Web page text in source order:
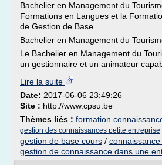
Bachelier en Management du
Formations en Langues et la
de Gestion de Base.
Bachelier en Management du
Le Bachelier en Management du
un gestionnaire et un animateur
Lire la suite
Date: 2017-06-06 23:49:26
Site : http://www.cpsu.be
Thèmes liés : formation
gestion des connaissances petite entreprise
gestion de base cours /
gestion de connaissance dans une